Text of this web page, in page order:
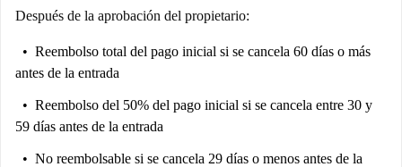
Después de la aprobación del propietario:
Reembolso total del pago inicial si se cancela 60 días o más
antes de la entrada
Reembolso del 50% del pago inicial si se cancela entre 30 y
59 días antes de la entrada
No reembolsable si se cancela 29 días o menos antes de la